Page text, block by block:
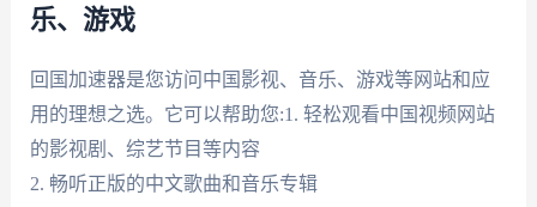
乐、游戏
回国加速器是您访问中国影视、音乐、游戏等网站和应
用的理想之选。它可以帮助您:1. 轻松观看中国视频网站
的影视剧、综艺节目等内容
2. 畅听正版的中文歌曲和音乐专辑